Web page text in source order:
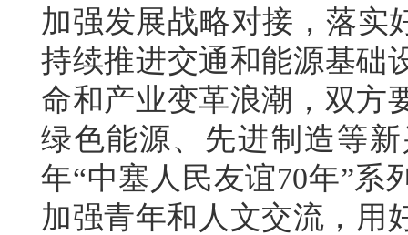
加强发展战略对接，落实
持续推进交通和能源基础
命和产业变革浪潮，双方
绿色能源、先进制造等
年“中塞人民友谊70年”系
加强青年和人文交流，用